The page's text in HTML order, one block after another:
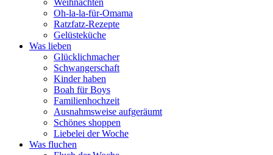
Weihnachten
Oh-la-la-für-Omama
Ratzfatz-Rezepte
Gelüsteküche
Was lieben
Glücklichmacher
Schwangerschaft
Kinder haben
Boah für Boys
Familienhochzeit
Ausnahmsweise aufgeräumt
Schönes shoppen
Liebelei der Woche
Was fluchen